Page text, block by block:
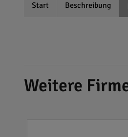
Start Beschreibung
Weitere